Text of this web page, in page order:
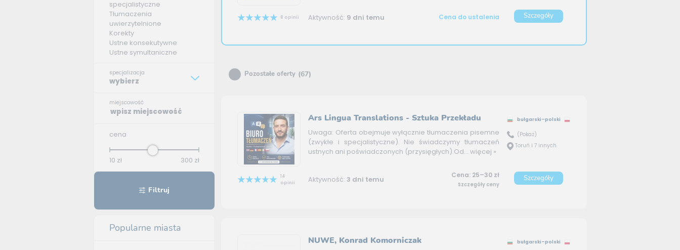
specjalistyczne
Tłumaczenia
uwierzytelnione
Korekty
Ustne konsekutywne
Ustne symultaniczne
specjalizacja
wybierz
miejscowość
cena
10 zł 300 zł
Filtruj
Popularne miasta
8 opinii Aktywność: 9 dni temu Cena do ustalenia Szczegóły
Pozostałe oferty (67)
Ars Lingua Translations - Sztuka Przekładu
Uwaga: Oferta obejmuje wyłącznie tłumaczenia pisemne
(zwykłe i specjalistyczne). Nie świadczymy tłumaczeń
ustnych ani poświadczonych (przysięgłych).Od... więcej »
bułgarski–polski
(Pokaż)
Toruń i 7 innych
14
opinii
Aktywność: 3 dni temu Cena: 25–30 zł
Szczegóły ceny
Szczegóły
NUWE, Konrad Komorniczak bułgarski–polski